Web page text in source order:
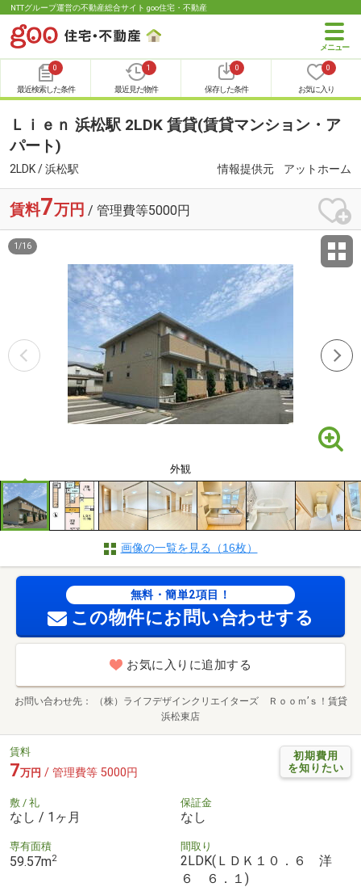
NTTグループ運営の不動産総合サイト goo住宅・不動産
0
最近検索した条件
1
最近見た物件
0
保存した条件
0
お気に入り
Ｌｉｅｎ 浜松駅 2LDK 賃貸(賃貸マンション・ア
パート)
2LDK / 浜松駅 情報提供元 アットホーム
賃料7万円 / 管理費等5000円
外観
1 /16
画像の一覧を見る（16枚）
無料・簡単2項目！
この物件にお問い合わせする
お気に入りに追加する
お問い合わせ先
（株）ライフデザインクリエイターズ Ｒｏｏｍ’ｓ！賃貸
浜松東店
初期費用
を知りたい
賃料
7万円 / 管理費等 5000円
敷 / 礼
なし / 1ヶ月
保証金
なし
専有面積
59.57m2
間取り
2LDK(ＬＤＫ１０．６ 洋
６ ６．１)